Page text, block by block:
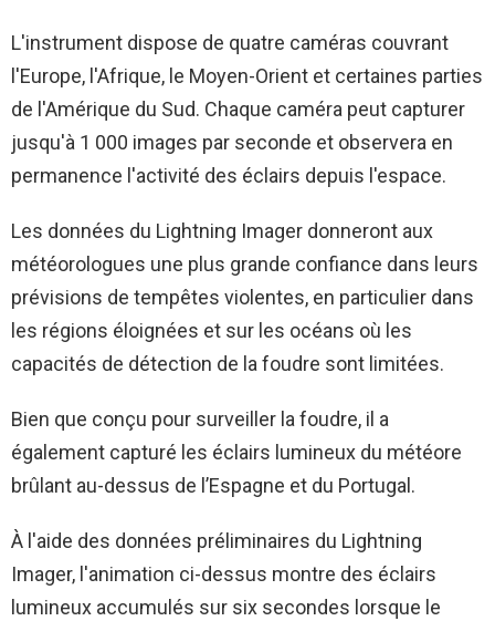
L'instrument dispose de quatre caméras couvrant
l'Europe, l'Afrique, le Moyen-Orient et certaines parties
de l'Amérique du Sud. Chaque caméra peut capturer
jusqu'à 1 000 images par seconde et observera en
permanence l'activité des éclairs depuis l'espace.
Les données du Lightning Imager donneront aux
météorologues une plus grande confiance dans leurs
prévisions de tempêtes violentes, en particulier dans
les régions éloignées et sur les océans où les
capacités de détection de la foudre sont limitées.
Bien que conçu pour surveiller la foudre, il a
également capturé les éclairs lumineux du météore
brûlant au-dessus de l’Espagne et du Portugal.
À l'aide des données préliminaires du Lightning
Imager, l'animation ci-dessus montre des éclairs
lumineux accumulés sur six secondes lorsque le